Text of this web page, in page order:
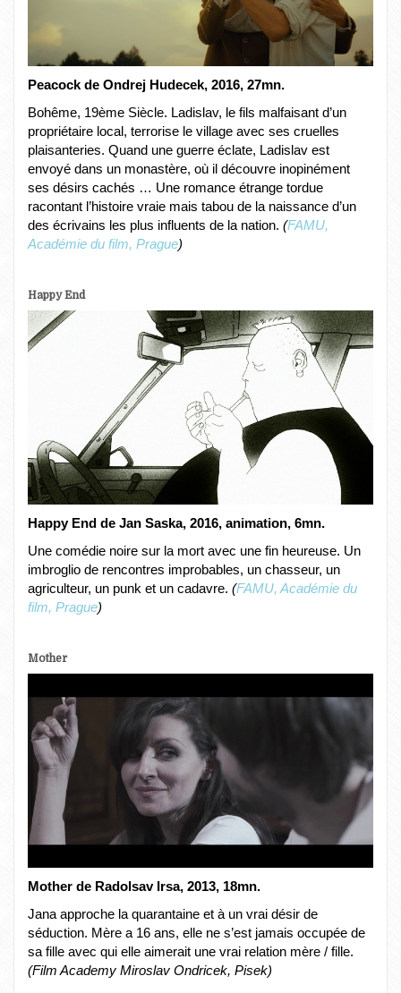
Peacock de Ondrej Hudecek, 2016, 27mn.
Bohême, 19ème Siècle. Ladislav, le fils malfaisant d’un
propriétaire local, terrorise le village avec ses cruelles
plaisanteries. Quand une guerre éclate, Ladislav est
envoyé dans un monastère, où il découvre inopinément
ses désirs cachés … Une romance étrange tordue
racontant l’histoire vraie mais tabou de la naissance d’un
des écrivains les plus influents de la nation. (FAMU,
Académie du film, Prague)
Happy End
Happy End de Jan Saska, 2016, animation, 6mn.
Une comédie noire sur la mort avec une fin heureuse. Un
imbroglio de rencontres improbables, un chasseur, un
agriculteur, un punk et un cadavre. (FAMU, Académie du
film, Prague)
Mother
Mother de Radolsav Irsa, 2013, 18mn.
Jana approche la quarantaine et à un vrai désir de
séduction. Mère a 16 ans, elle ne s’est jamais occupée de
sa fille avec qui elle aimerait une vrai relation mère / fille.
(Film Academy Miroslav Ondricek, Pisek)